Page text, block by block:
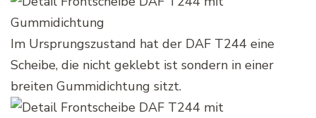
Im Ursprungszustand hat der DAF T244 eine
Scheibe, die nicht geklebt ist sondern in einer
breiten Gummidichtung sitzt.